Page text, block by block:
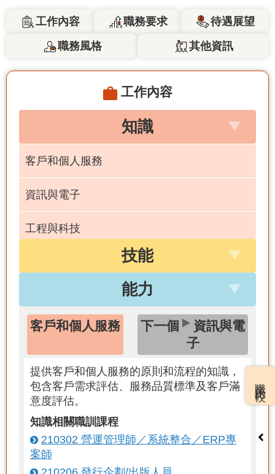
工作內容 職務要求
待遇展望
職務風格
其他資訊
工作內容
知識
客戶和個人服務
資訊與電子
工程與科技
本國語言
技能
能力
客戶和個人服務 下一個
資訊與電
子
提供客戶和個人服務的原則和流程的知識，
包含客戶需求評估、服務品質標準及客戶滿
意度評估。
知識相關職訓課程
210302 營運管理師／系統整合／ERP專
案師